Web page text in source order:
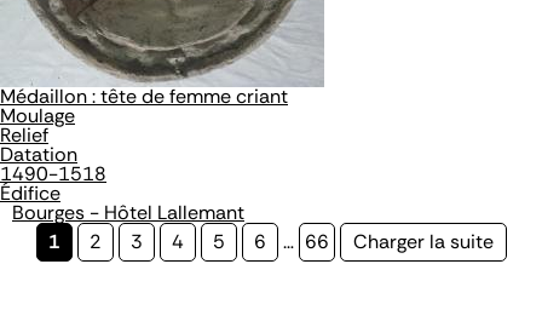
Médaillon : tête de femme criant
Moulage
Relief
Datation
1490-1518
Édifice
Bourges - Hôtel Lallemant
Page
1 Page
2 Page
3 Page
4 Page
5 Page
6 … Page
66
Page
Charger la suite